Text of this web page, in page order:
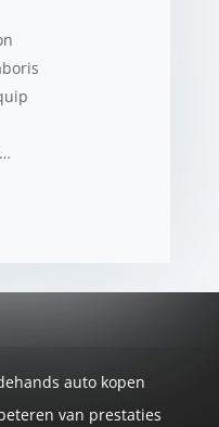
auto kopen
van prestaties